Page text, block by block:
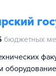
бюджетных